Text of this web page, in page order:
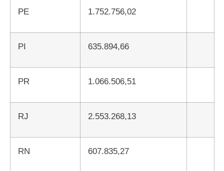
PE 1.752.756,02
PI 635.894,66
PR 1.066.506,51
RJ 2.553.268,13
RN 607.835,27